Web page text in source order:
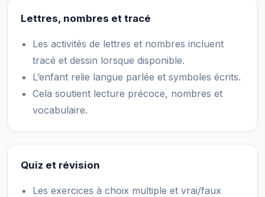
Lettres, nombres et tracé
Les activités de lettres et nombres incluent
tracé et dessin lorsque disponible.
L’enfant relie langue parlée et symboles écrits.
Cela soutient lecture précoce, nombres et
vocabulaire.
Quiz et révision
Les exercices à choix multiple et vrai/faux